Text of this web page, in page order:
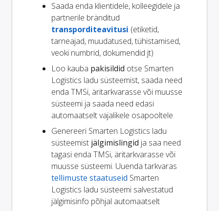
Saada enda klientidele, kolleegidele ja
partnerile bränditud
transporditeavitusi (etiketid,
tarneajad, muudatused, tühistamised,
veoki numbrid, dokumendid jt)
Loo kauba pakisildid otse Smarten
Logistics ladu süsteemist, saada need
enda TMSi, äritarkvarasse või muusse
süsteemi ja saada need edasi
automaatselt vajalikele osapooltele
Genereeri Smarten Logistics ladu
süsteemist jälgimislingid ja saa need
tagasi enda TMSi, äritarkvarasse või
muusse süsteemi. Uuenda tarkvaras
tellimuste staatuseid Smarten
Logistics ladu süsteemi salvestatud
jälgimisinfo põhjal automaatselt